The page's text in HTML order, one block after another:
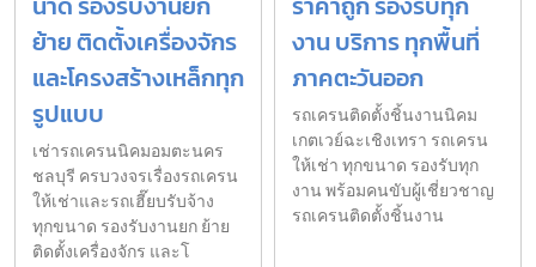
ย้าย ติดตั้งเครื่องจักร
และโครงสร้างเหล็กทุก
รูปแบบ
เช่ารถเครนนิคมอมตะนคร
ชลบุรี ครบวงจรเรื่องรถเครน
ให้เช่าและรถเฮี๊ยบรับจ้าง
ทุกขนาด รองรับงานยก ย้าย
ติดตั้งเครื่องจักร และโ
งาน บริการ ทุกพื้นที่
ภาคตะวันออก
รถเครนติดตั้งชิ้นงานนิคม
เกตเวย์ฉะเชิงเทรา รถเครน
ให้เช่า ทุกขนาด รองรับทุก
งาน พร้อมคนขับผู้เชี่ยวชาญ
รถเครนติดตั้งชิ้นงาน